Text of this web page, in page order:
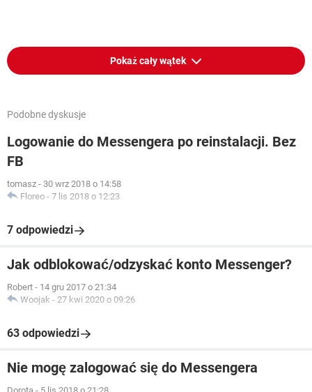
Pokaż cały wątek
Podobne dyskusje
Logowanie do Messengera po reinstalacji. Bez
FB
tomasz - 30 wrz 2018 o 14:58
Floreo - 7 lis 2018 o 12:23
7 odpowiedzi
Jak odblokować/odzyskać konto Messenger?
Robert - 14 gru 2017 o 21:34
Woojak - 27 kwi 2020 o 09:26
63 odpowiedzi
Nie mogę zalogować się do Messengera